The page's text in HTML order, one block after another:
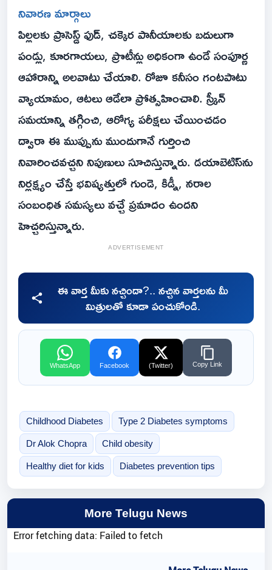
నివారణ మార్గాలు
పిల్లలకు ప్రాసెస్డ్ ఫుడ్, చక్కెర పానీయాలకు బదులుగా
పండ్లు, కూరగాయలు, ప్రొటీన్లు అధికంగా ఉండే సంపూర్ణ
ఆహారాన్ని అలవాటు చేయాలి. రోజూ కనీసం గంటపాటు
వ్యాయామం, ఆటలు ఆడేలా ప్రోత్సహించాలి. స్క్రీన్
సమయాన్ని తగ్గించి, ఆరోగ్య పరీక్షలు చేయించడం
ద్వారా ఈ ముప్పును ముందుగానే గుర్తించి
నివారించవచ్చని నిపుణులు సూచిస్తున్నారు. డయాబెటిస్‌ను
నిర్లక్ష్యం చేస్తే భవిష్యత్తులో గుండె, కిడ్నీ, నరాల
సంబంధిత సమస్యలు వచ్చే ప్రమాదం ఉందని
హెచ్చరిస్తున్నారు.
ADVERTISEMENT
ఈ వార్త మీకు నచ్చిందా?.. నచ్చిన వార్తలను మీ
మిత్రులతో కూడా పంచుకోండి.
WhatsApp Facebook (Twitter) Copy Link
Childhood Diabetes Type 2 Diabetes symptoms
Dr Alok Chopra Child obesity
Healthy diet for kids Diabetes prevention tips
More Telugu News
Error fetching data: Failed to fetch